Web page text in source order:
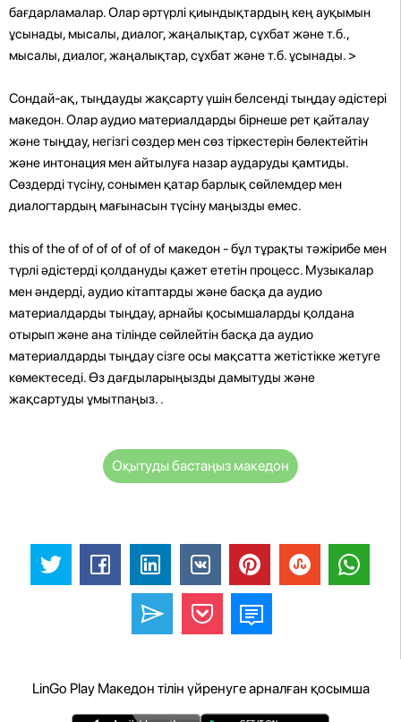
бағдарламалар. Олар әртүрлі қиындықтардың кең ауқымын
ұсынады, мысалы, диалог, жаңалықтар, сұхбат және т.б.,
мысалы, диалог, жаңалықтар, сұхбат және т.б. ұсынады. >
Сондай-ақ, тыңдауды жақсарту үшін белсенді тыңдау әдістері
македон. Олар аудио материалдарды бірнеше рет қайталау
және тыңдау, негізгі сөздер мен сөз тіркестерін бөлектейтін
және интонация мен айтылуға назар аударуды қамтиды.
Сөздерді түсіну, сонымен қатар барлық сөйлемдер мен
диалогтардың мағынасын түсіну маңызды емес.
this of the of of of of of of of македон - бұл тұрақты тәжірибе мен
түрлі әдістерді қолдануды қажет ететін процесс. Музыкалар
мен әндерді, аудио кітаптарды және басқа да аудио
материалдарды тыңдау, арнайы қосымшаларды қолдана
отырып және ана тілінде сөйлейтін басқа да аудио
материалдарды тыңдау сізге осы мақсатта жетістікке жетуге
көмектеседі. Өз дағдыларыңызды дамытуды және
жақсартуды ұмытпаңыз. .
Оқытуды бастаңыз македон
LinGo Play Македон тілін үйренуге арналған қосымша